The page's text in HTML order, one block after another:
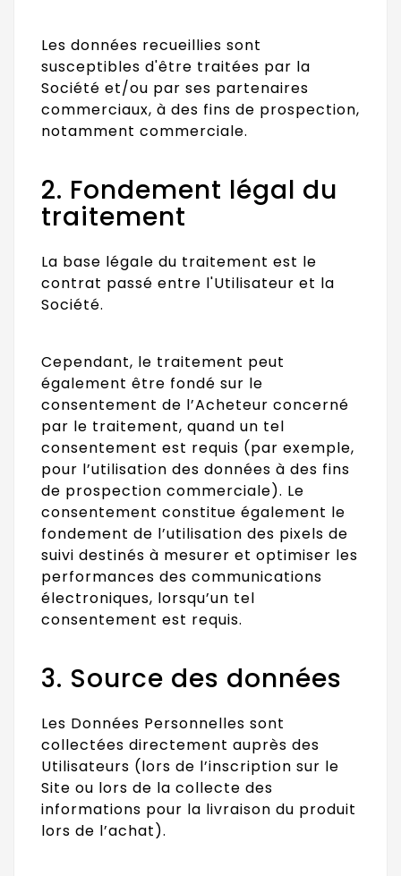
Les données recueillies sont
susceptibles d'être traitées par la
Société et/ou par ses partenaires
commerciaux, à des fins de prospection,
notamment commerciale.
2. Fondement légal du
traitement
La base légale du traitement est le
contrat passé entre l'Utilisateur et la
Société.
Cependant, le traitement peut
également être fondé sur le
consentement de l’Acheteur concerné
par le traitement, quand un tel
consentement est requis (par exemple,
pour l’utilisation des données à des fins
de prospection commerciale). Le
consentement constitue également le
fondement de l’utilisation des pixels de
suivi destinés à mesurer et optimiser les
performances des communications
électroniques, lorsqu’un tel
consentement est requis.
3. Source des données
Les Données Personnelles sont
collectées directement auprès des
Utilisateurs (lors de l’inscription sur le
Site ou lors de la collecte des
informations pour la livraison du produit
lors de l’achat).